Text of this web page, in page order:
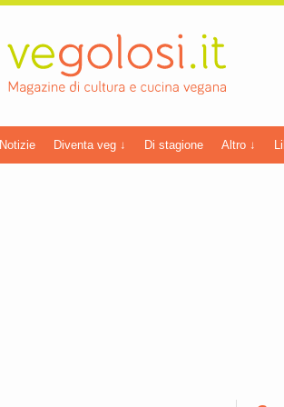
Notizie Diventa veg ↓ Di stagione Altro ↓